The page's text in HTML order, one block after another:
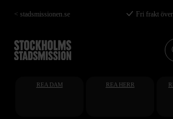
Hoppa
till
huvudinnehåll
< stadsmissionen.se Fri frakt
REA DAM REA HERR